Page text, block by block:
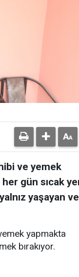
ve yemek
gün sıcak
yaşayan ve
yapmakta
bırakıyor.